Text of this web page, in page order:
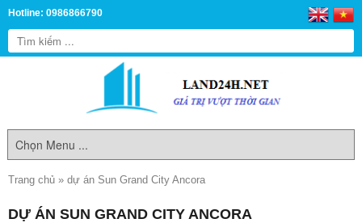
Hotline: 0986866790
Trang chủ » dự án Sun Grand City Ancora
DỰ ÁN SUN GRAND CITY ANCORA